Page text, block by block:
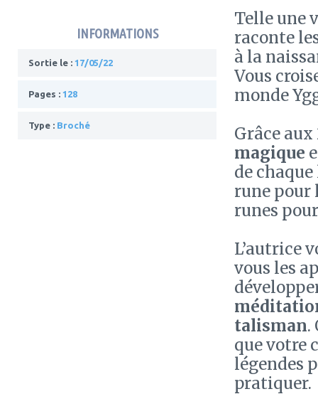
INFORMATIONS
Sortie le : 17/05/22
Pages : 128
Type : Broché
Telle une
raconte
à la
Vous
monde
Grâce
magique
de
rune pour
runes
L’autrice
vous les
talisman.
que votre
légendes
pratiquer.